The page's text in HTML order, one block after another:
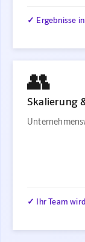
✓ Ergebnisse
👥
Skalierung
✓ Ihr Team